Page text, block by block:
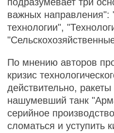
важных направления":
технологии",
По мнению авторов
кризис
действительно,
нашумевший танк
серийное
сломаться и уступить